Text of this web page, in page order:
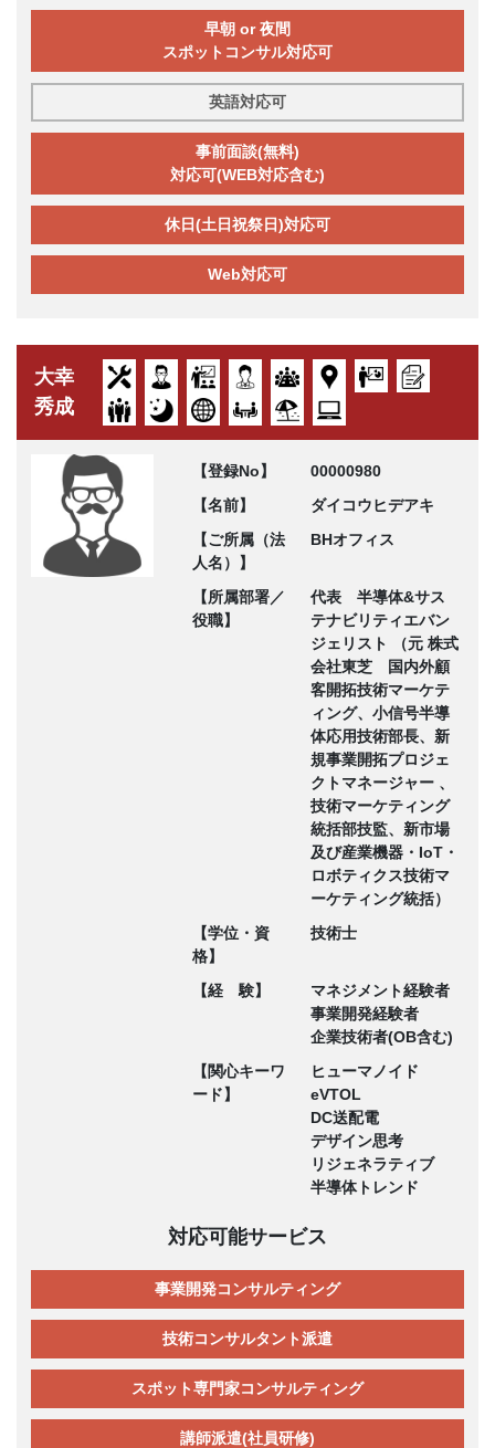
早朝 or 夜間
スポットコンサル対応可
英語対応可
事前面談(無料)
対応可(WEB対応含む)
休日(土日祝祭日)対応可
Web対応可
大幸
秀成
【登録No】
00000980
【名前】
ダイコウヒデアキ
【ご所属（法
人名）】
BHオフィス
【所属部署／
役職】
代表 半導体&サス
テナビリティエバン
ジェリスト （元 株式
会社東芝 国内外顧
客開拓技術マーケテ
ィング、小信号半導
体応用技術部長、新
規事業開拓プロジェ
クトマネージャー 、
技術マーケティング
統括部技監、新市場
及び産業機器・IoT・
ロボティクス技術マ
ーケティング統括）
【学位・資
格】
技術士
【経 験】
マネジメント経験者
事業開発経験者
企業技術者(OB含む)
【関心キーワ
ード】
ヒューマノイド
eVTOL
DC送配電
デザイン思考
リジェネラティブ
半導体トレンド
対応可能サービス
事業開発コンサルティング
技術コンサルタント派遣
スポット専門家コンサルティング
講師派遣(社員研修)